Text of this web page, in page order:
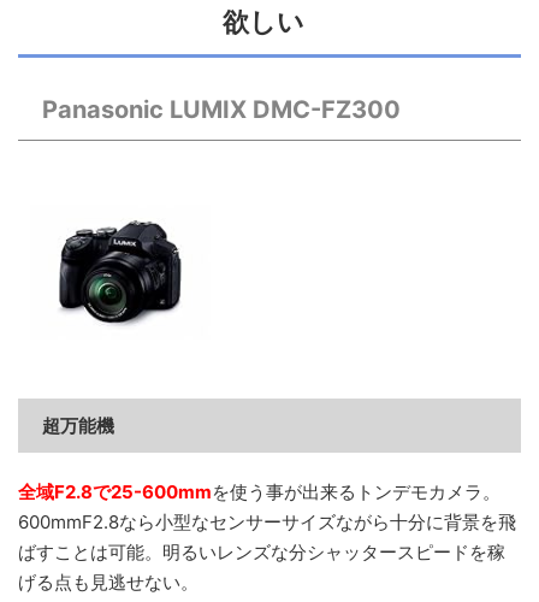
欲しい
Panasonic LUMIX DMC-FZ300
超万能機
全域F2.8で25-600mmを使う事が出来るトンデモカメラ。
600mmF2.8なら小型なセンサーサイズながら十分に背景を飛
ばすことは可能。明るいレンズな分シャッタースピードを稼
げる点も見逃せない。